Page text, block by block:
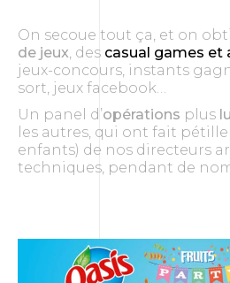
On secoue tout ça, et on
de jeux, des casual games et
jeux-concours, instants
sort, jeux facebook…
Un panel d’opérations plus
les autres, qui ont fait
enfants) de nos directeurs
techniques, pendant de